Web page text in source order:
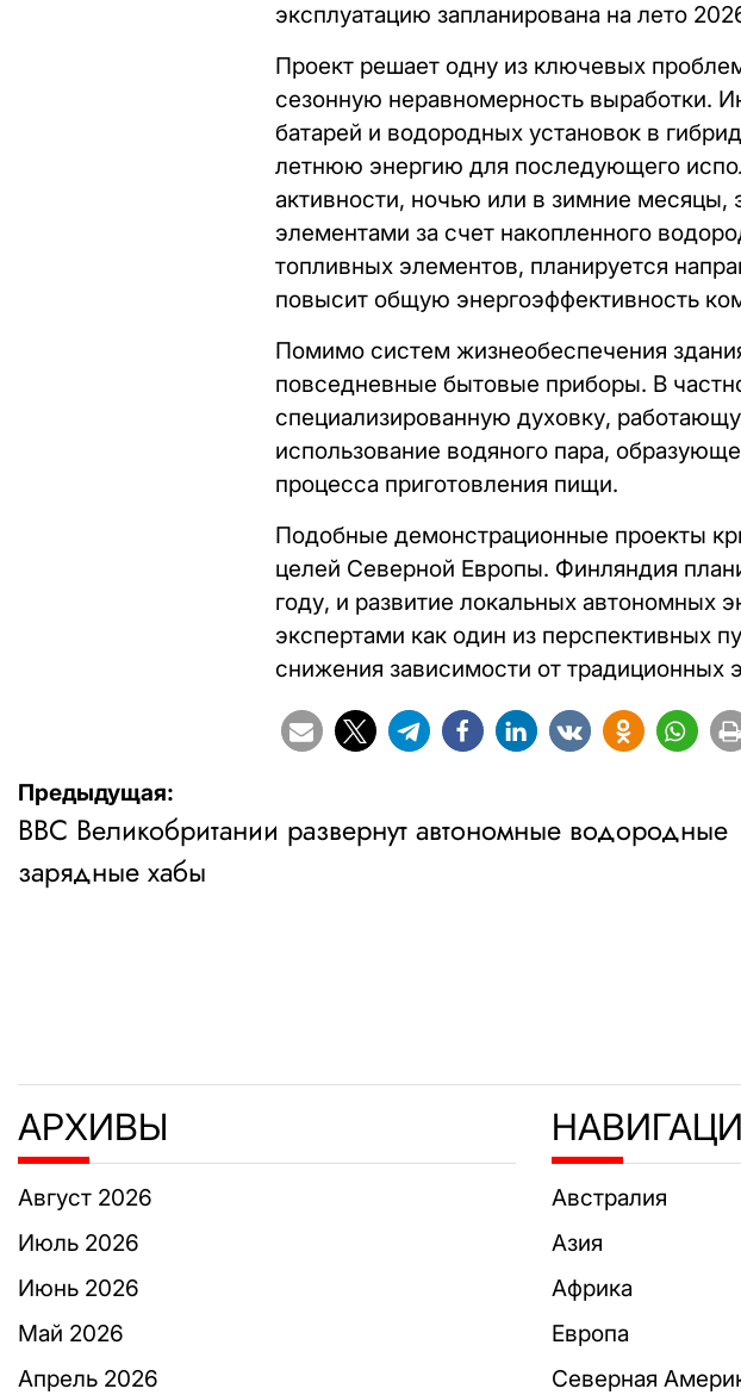
эксплуатацию запланирована на лето
Проект решает одну из ключевых
сезонную неравномерность выработки.
батарей и водородных установок в
летнюю энергию для последующего
активности, ночью или в зимние месяцы,
элементами за счет накопленного
топливных элементов, планируется
повысит общую энергоэффективность
Помимо систем жизнеобеспечения
повседневные бытовые приборы. В
специализированную духовку,
использование водяного пара,
процесса приготовления пищи.
Подобные демонстрационные проекты
целей Северной Европы. Финляндия
году, и развитие локальных автономных
экспертами как один из перспективных
снижения зависимости от традиционных
Навигация
по
записям
Предыдущая:
ВВС Великобритании развернут автономные водородные
зарядные хабы
АРХИВЫ
Август 2026
Июль 2026
Июнь 2026
Май 2026
Апрель 2026
Австралия
Азия
Африка
Европа
Северная